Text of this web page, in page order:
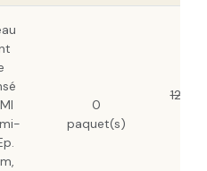
0
paquet(s)